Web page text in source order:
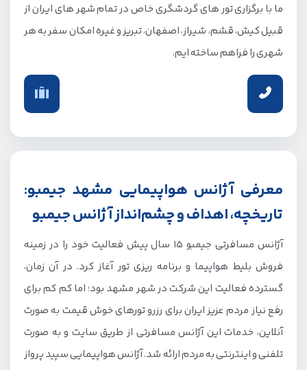
ما با برگزاری تور های گردشگری خاص در تمام شهر های ایران از
قبیل کیش، قشم، شیراز، اصفهان، تبریز و غیره امکان سفر به هر
شهری را فراهم ساخته ایم.
معرفی آژانس هواپیمایی مشهد جیمبو:
تاریخچه، اهداف و چشم‌انداز آژانس جیمبو
آژانس مسافرتی جیمبو 15 سال پیش فعالیت خود را در زمینه
فروش بلیط هواپیما و برنامه ریزی تور آغاز کرد. در آن زمان،
گسترده فعالیت این شرکت در شهر مشهد بود؛ اما کم کم برای
رفع نیاز مردم عزیز ایران برای رزرو تورهای خوش قیمت به صورت
آنلاین، خدمات این آژانس مسافرتی از طریق سایت و به صورت
تلفنی و اینترنتی به مردم ارائه شد. آژانس هواپیمایی سپید پرواز